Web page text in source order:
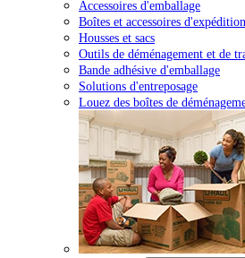
Accessoires d'emballage
Boîtes et accessoires d'expédition
Housses et sacs
Outils de déménagement et de
Bande adhésive d'emballage
Solutions d'entreposage
Louez des boîtes de